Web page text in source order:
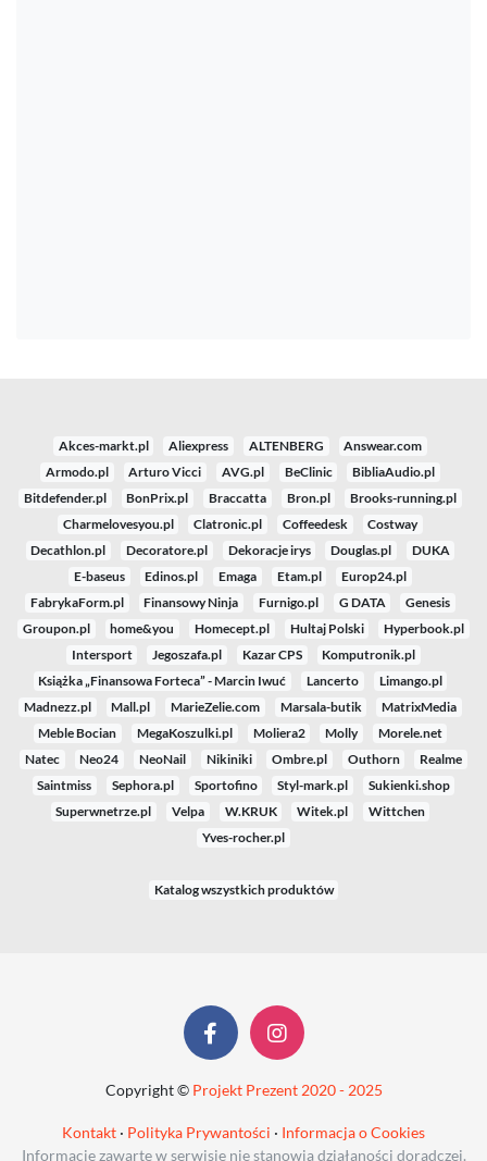
Akces-markt.pl Aliexpress ALTENBERG
Answear.com
Armodo.pl
Arturo Vicci AVG.pl BeClinic
BibliaAudio.pl
Bitdefender.pl
BonPrix.pl Braccatta Bron.pl
Brooks-running.pl
Charmelovesyou.pl
Clatronic.pl Coffeedesk
Costway
Decathlon.pl
Decoratore.pl Dekoracje irys Douglas.pl
DUKA
E-baseus
Edinos.pl Emaga Etam.pl
Europ24.pl
FabrykaForm.pl
Finansowy Ninja Furnigo.pl G DATA
Genesis
Groupon.pl
home&you Homecept.pl Hultaj Polski
Hyperbook.pl
Intersport
Jegoszafa.pl Kazar CPS
Komputronik.pl
Książka „Finansowa Forteca” - Marcin Iwuć
Lancerto
Limango.pl
Madnezz.pl
Mall.pl MarieZelie.com Marsala-butik
MatrixMedia
Meble Bocian
MegaKoszulki.pl Moliera2 Molly
Morele.net
Natec
Neo24 NeoNail Nikiniki Ombre.pl Outhorn
Realme
Saintmiss
Sephora.pl Sportofino Styl-mark.pl
Sukienki.shop
Superwnetrze.pl
Velpa W.KRUK Witek.pl
Wittchen
Yves-rocher.pl
Katalog wszystkich produktów
Copyright © Projekt Prezent 2020 - 2025
Kontakt · Polityka Prywantości · Informacja o Cookies
Informacje zawarte w serwisie nie stanowią działaności doradczej.